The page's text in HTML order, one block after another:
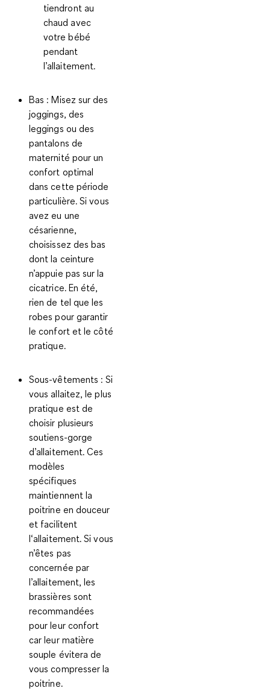
tiendront au
chaud avec
votre bébé
pendant
l’allaitement.
Bas : Misez sur des
joggings, des
leggings ou des
pantalons de
maternité pour un
confort optimal
dans cette période
particulière. Si vous
avez eu une
césarienne,
choisissez des bas
dont la ceinture
n’appuie pas sur la
cicatrice. En été,
rien de tel queles
robes pour garantir
le confort et le côté
pratique.
Sous-vêtements : Si
vous allaitez, le plus
pratique est de
choisir plusieurs
soutiens-gorge
d’allaitement. Ces
modèles
spécifiques
maintiennent la
poitrine en douceur
et facilitent
l‘allaitement. Si vous
n’êtes pas
concernée par
l’allaitement, les
brassières sont
recommandées
pour leur confort
car leur matière
souple évitera de
vous compresser la
poitrine.